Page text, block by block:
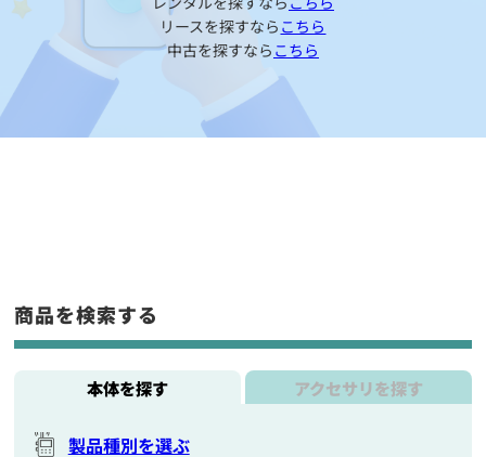
リースを探すなら こちら
中古を探すなら こちら
商品を検索する
本体を探す アクセサリを探す
製品種別を選ぶ